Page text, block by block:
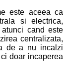
este aceea ca
si electrica,
cand este
centralizata,
de a nu incalzi
doar incaperea